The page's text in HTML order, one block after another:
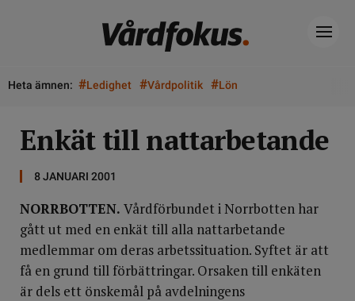
Heta ämnen: #Ledighet #Vårdpolitik #Lön
Enkät till nattarbetande
8 JANUARI 2001
NORRBOTTEN. Vårdförbundet i Norrbotten har
gått ut med en enkät till alla nattarbetande
medlemmar om deras arbetssituation. Syftet är att
få en grund till förbättringar. Orsaken till enkäten
är dels ett önskemål på avdelningens